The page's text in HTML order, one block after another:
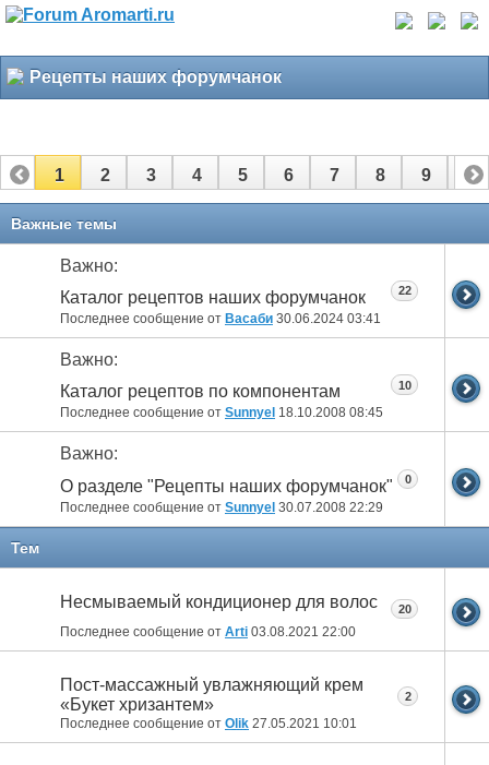
Рецепты наших форумчанок
1 2 3 4 5 6 7 8 9 10
11 12
Важные темы
Важно:
Каталог рецептов наших форумчанок
Последнее сообщение от Васаби 30.06.2024 03:41
22
Важно:
Каталог рецептов по компонентам
Последнее сообщение от Sunnyel 18.10.2008 08:45
10
Важно:
О разделе "Рецепты наших форумчанок"
Последнее сообщение от Sunnyel 30.07.2008 22:29
0
Тем
Несмываемый кондиционер для волос
Последнее сообщение от Arti 03.08.2021 22:00
20
Пост-массажный увлажняющий крем
«Букет хризантем»
Последнее сообщение от Olik 27.05.2021 10:01
2